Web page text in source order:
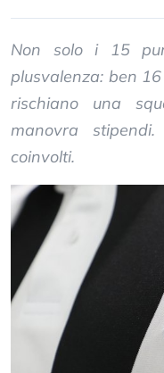
Non solo i 15
plusvalenza: ben
rischiano una
manovra
coinvolti.